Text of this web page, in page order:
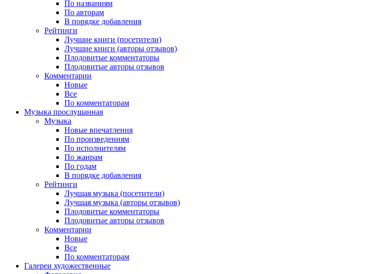
По названиям
По авторам
В порядке добавления
Рейтинги
Лучшие книги (посетители)
Лучшие книги (авторы отзывов)
Плодовитые комментаторы
Плодовитые авторы отзывов
Комментарии
Новые
Все
По комментаторам
Музыка прослушанная
Музыка
Новые впечатления
По произведениям
По исполнителям
По жанрам
По годам
В порядке добавления
Рейтинги
Лучшая музыка (посетители)
Лучшая музыка (авторы отзывов)
Плодовитые комментаторы
Плодовитые авторы отзывов
Комментарии
Новые
Все
По комментаторам
Галереи художественные